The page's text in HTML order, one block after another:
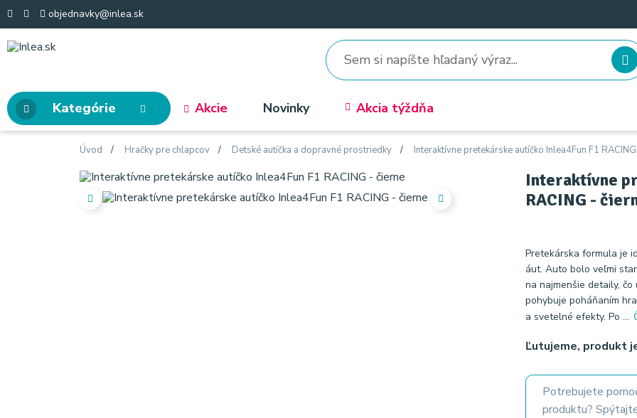
objednavky@inlea.sk
Kategórie Akcie Novinky Akcia týždňa
Úvod Hračky pre chlapcov Detské autíčka a dopravné prostriedky Interaktívne pretekárske autíčko Inlea4Fun F1
Interaktívne
RACING -
Pretekárska formula je
áut. Auto bolo veľmi
na najmenšie detaily,
pohybuje poháňaním
a svetelné efekty. Po ...
Ľutujeme, produkt
Potrebujete
produktu?